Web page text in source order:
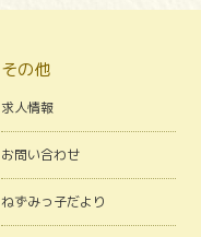
その他
求人情報
お問い合わせ
ねずみっ子だより